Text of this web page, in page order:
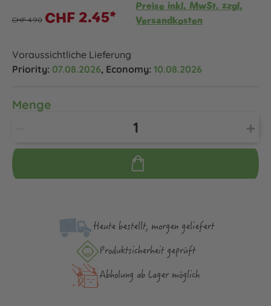
CHF 4.90 CHF 2.45*
Preise inkl. MwSt. zzgl.
Versandkosten
Voraussichtliche Lieferung
Priority: 07.08.2026, Economy: 10.08.2026
Menge
Heute bestellt, morgen geliefert
Produktsicher­heit geprüft
Abholung ab Lager möglich